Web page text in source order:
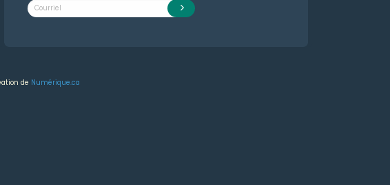
de Numérique.ca